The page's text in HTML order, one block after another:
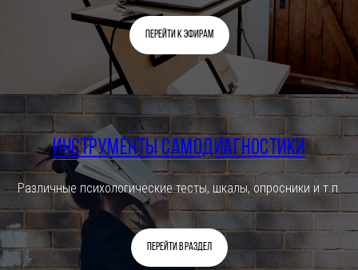
Перейти к эфирам
Инструменты самодиагностики
Различные психологические тесты, шкалы, опросники и т.п.
Перейти в раздел